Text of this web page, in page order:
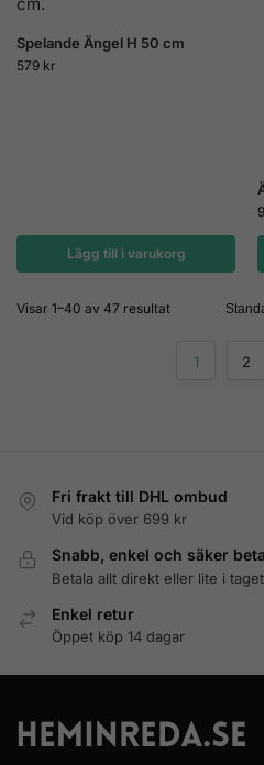
Spelande Ängel H 50 cm
579 kr
Lägg till i varukorg
Visar 1–40 av 47 resultat
1 2
Fri frakt till DHL ombud
Vid köp över 699 kr
Snabb, enkel och säker
Betala allt direkt eller lite i
Enkel retur
Öppet köp 14 dagar